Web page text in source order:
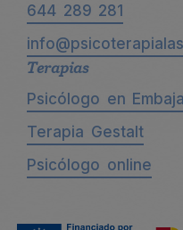
644 289 281
Terapias
Psicólogo en
Terapia Gestalt
Psicólogo online